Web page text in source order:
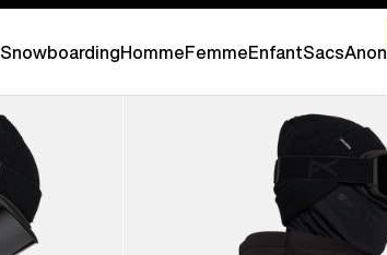
SnowboardingHommeFemmeEnfantSacsAnon